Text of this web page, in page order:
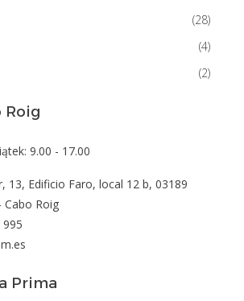
(28)
(4)
(2)
Roig
9.00 - 17.00
13, Edificio Faro, local 12 b, 03189
Cabo Roig
Prima